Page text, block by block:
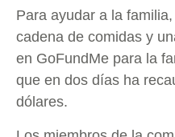
Para ayudar a la
cadena de comidas y
en GoFundMe para la
que en dos días ha
dólares.